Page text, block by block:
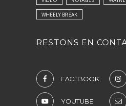
WHEELY BREAK
RESTONS EN
FACEBOOK
YOUTUBE